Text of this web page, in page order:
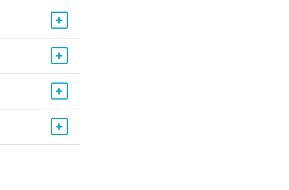
+
+
+
+